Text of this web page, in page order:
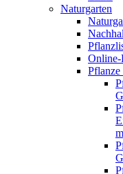
Naturgarten
Pflanze